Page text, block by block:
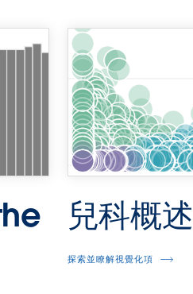
兒科概述
探索並瞭解視覺化項